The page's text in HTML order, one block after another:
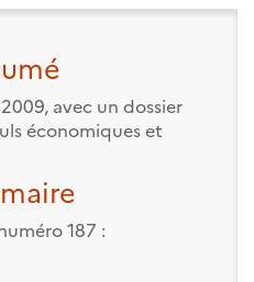
avec un dossier
économiques et
187 :